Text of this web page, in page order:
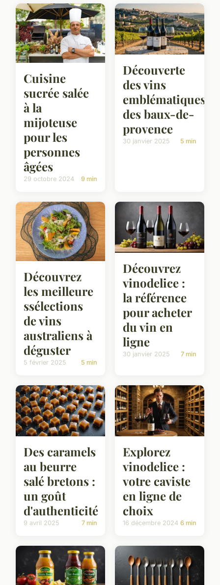
Cuisine
sucrée salée
à la
mijoteuse
pour les
personnes
âgées
29 octobre 2024 9 min
Découverte
des vins
emblématiques
des baux-de-
provence
30 janvier 2025 5 min
Découvrez
les meilleure
ssélections
de vins
australiens à
déguster
5 février 2025 5 min
Découvrez
vinodelice :
la référence
pour acheter
du vin en
ligne
30 janvier 2025 7 min
Des caramels
au beurre
salé bretons :
un goût
d'authenticité
9 avril 2025 7 min
Explorez
vinodelice :
votre caviste
en ligne de
choix
16 décembre 2024 6 min